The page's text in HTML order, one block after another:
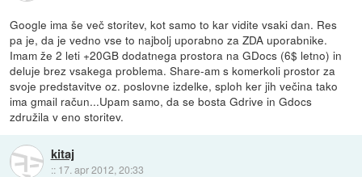
Google ima še več storitev, kot samo to kar vidite vsaki dan. Res
pa je, da je vedno vse to najbolj uporabno za ZDA uporabnike.
Imam že 2 leti +20GB dodatnega prostora na GDocs (6$ letno) in
deluje brez vsakega problema. Share-am s komerkoli prostor za
svoje predstavitve oz. poslovne izdelke, sploh ker jih večina tako
ima gmail račun...Upam samo, da se bosta Gdrive in Gdocs
združila v eno storitev.
kitaj
:: 17. apr 2012, 20:33